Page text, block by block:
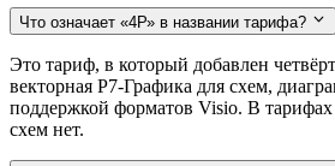
Что означает «4Р» в названии тарифа?
Это тариф, в который добавлен
векторная Р7-Графика для схем,
поддержкой форматов Visio. В тарифах
схем нет.